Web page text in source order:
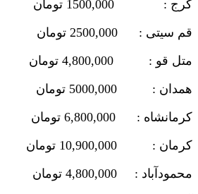
کرج : 1500,000 تومان
قم سیتی : 2500,000 تومان
متل قو : 4,800,000 تومان
همدان : 5000,000 تومان
کرمانشاه : 6,800,000 تومان
کرمان : 10,900,000 تومان
محمودآباد : 4,800,000 تومان